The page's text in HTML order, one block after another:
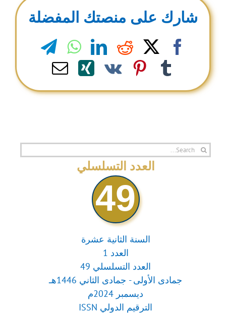
شارك على منصتك المفضلة
Facebook
X
Reddit
LinkedIn
Tumblr
Pinterest
Vk
Xing
Email
Search
العدد التسلسلي
49
السنة الثانية عشرة
العدد 1
العدد التسلسلي 49
جمادى الأولى - جمادى الثاني 1446هـ
ديسمبر 2024م
الترقيم الدولي ISSN